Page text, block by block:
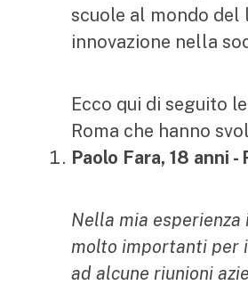
scuole al mondo
innovazione nella
Ecco qui di seguito
Roma che hanno
Paolo Fara, 18 anni -
Nella mia
molto importanti per
ad alcune riunioni